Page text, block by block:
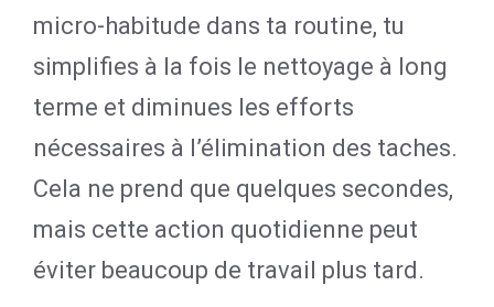
micro-habitude dans ta routine, tu
simplifies à la fois le nettoyage à long
terme et diminues les efforts
nécessaires à l’élimination des taches.
Cela ne prend que quelques secondes,
mais cette action quotidienne peut
éviter beaucoup de travail plus tard.